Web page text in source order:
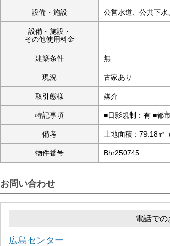
設備・施設 公営水道、公共下水
設備・施設・
その他使用料金
建築条件 無
現況 古家あり
取引態様 媒介
特記事項 ■日影規制：有 ■都
備考 土地面積：79.18㎡
物件番号 Bhr250745
お問い合わせ
電話で
広島センター